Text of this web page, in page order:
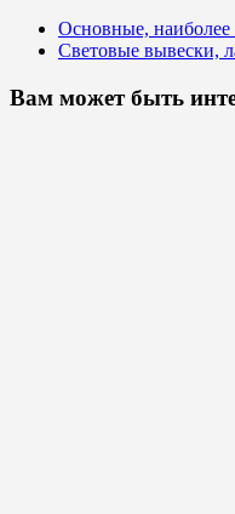
Основные, наиболее
Световые вывески,
Вам может быть